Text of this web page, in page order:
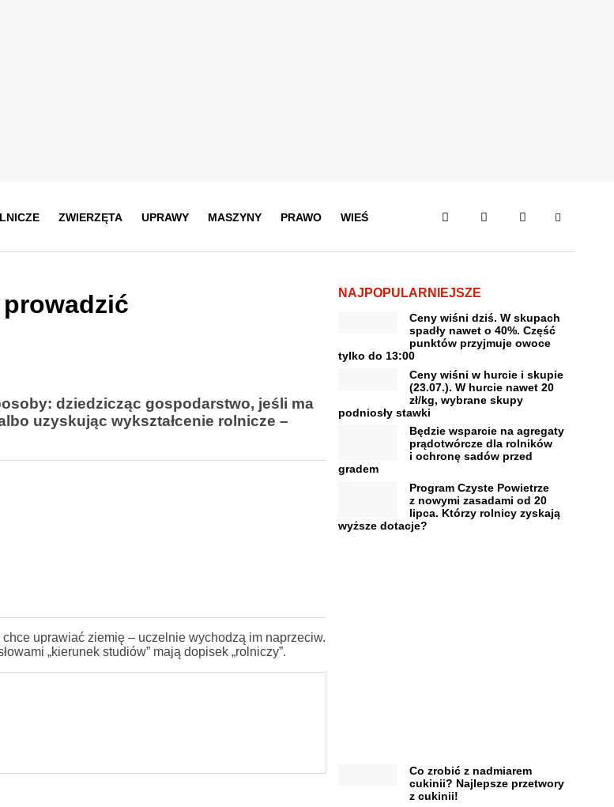
ZWIERZĘTA UPRAWY MASZYNY PRAWO WIEŚ
dziedzicząc gospodarstwo, jeśli ma
uzyskując wykształcenie rolnicze –
uprawiać ziemię – uczelnie wychodzą im naprzeciw.
„kierunek studiów” mają dopisek „rolniczy”.
NAJPOPULARNIEJSZE
Ceny wiśni dziś. W skupach
spadły nawet o 40%. Część
punktów przyjmuje owoce
tylko do 13:00
Ceny wiśni w hurcie i skupie
(23.07.). W hurcie nawet 20
zł/kg, wybrane skupy
podniosły stawki
Będzie wsparcie na agregaty
prądotwórcze dla rolników
i ochronę sadów przed
gradem
Program Czyste Powietrze
z nowymi zasadami od 20
lipca. Którzy rolnicy zyskają
wyższe dotacje?
Co zrobić z nadmiarem
cukinii? Najlepsze przetwory
z cukinii!